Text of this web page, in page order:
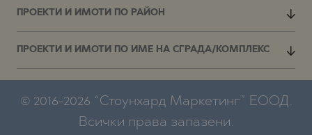
ПРОЕКТИ И ИМОТИ ПО РАЙОН
ПРОЕКТИ И ИМОТИ ПО ИМЕ НА СГРАДА/КОМПЛЕКС
© 2016-2026 “Стоунхард Маркетинг” ЕООД.
Всички права запазени.